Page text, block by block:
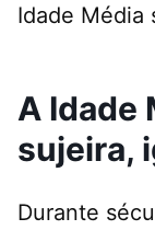
Idade Média
A Idade
sujeira,
Durante